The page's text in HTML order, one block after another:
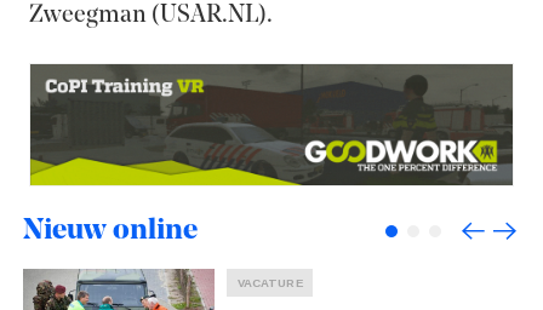
Zweegman (USAR.NL).
Nieuw online
VACATURE